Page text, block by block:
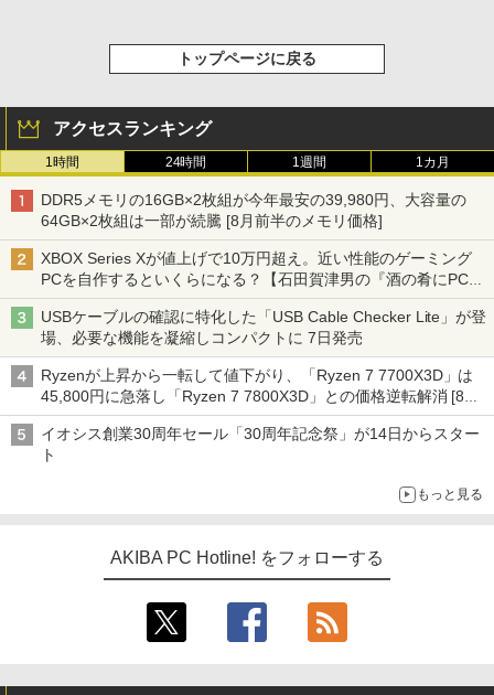
トップページに戻る
アクセスランキング
1時間 24時間 1週間 1カ月
DDR5メモリの16GB×2枚組が今年最安の39,980円、大容量の
64GB×2枚組は一部が続騰 [8月前半のメモリ価格]
XBOX Series Xが値上げで10万円超え。近い性能のゲーミング
PCを自作するといくらになる？【石田賀津男の『酒の肴にPCゲ
ーム』】
USBケーブルの確認に特化した「USB Cable Checker Lite」が登
場、必要な機能を凝縮しコンパクトに 7日発売
Ryzenが上昇から一転して値下がり、「Ryzen 7 7700X3D」は
45,800円に急落し「Ryzen 7 7800X3D」との価格逆転解消 [8月
前半のCPU価格]
イオシス創業30周年セール「30周年記念祭」が14日からスター
ト
もっと見る
AKIBA PC Hotline! をフォローする